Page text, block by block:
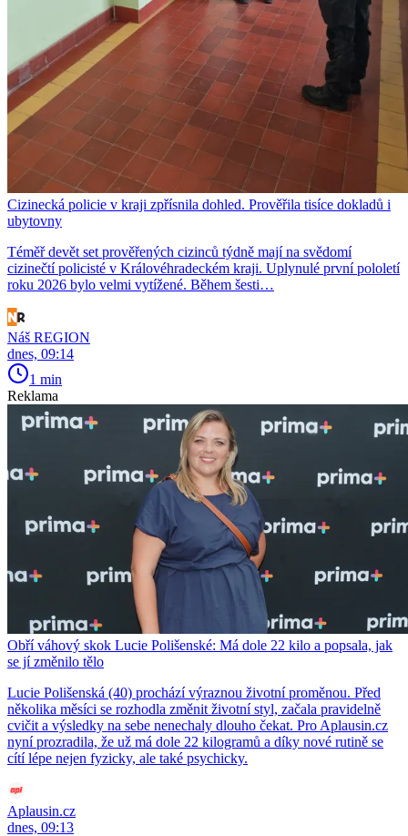
Cizinecká policie v kraji zpřísnila dohled. Prověřila tisíce dokladů i
ubytovny
Téměř devět set prověřených cizinců týdně mají na svědomí
cizinečtí policisté v Královéhradeckém kraji. Uplynulé první pololetí
roku 2026 bylo velmi vytížené. Během šesti…
Náš REGION
dnes, 09:14
1 min
Reklama
Obří váhový skok Lucie Polišenské: Má dole 22 kilo a popsala, jak
se jí změnilo tělo
Lucie Polišenská (40) prochází výraznou životní proměnou. Před
několika měsíci se rozhodla změnit životní styl, začala pravidelně
cvičit a výsledky na sebe nenechaly dlouho čekat. Pro Aplausin.cz
nyní prozradila, že už má dole 22 kilogramů a díky nové rutině se
cítí lépe nejen fyzicky, ale také psychicky.
Aplausin.cz
dnes, 09:13